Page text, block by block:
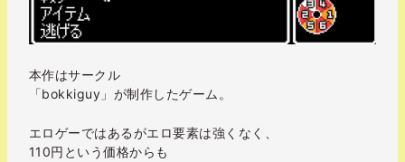
本作はサークル
「bokkiguy」が制作したゲーム。
エロゲーではあるがエロ要素は強くなく、
110円という価格からも